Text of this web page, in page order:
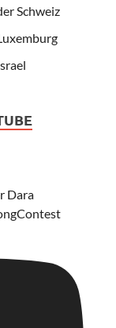
Schweiz
Dara